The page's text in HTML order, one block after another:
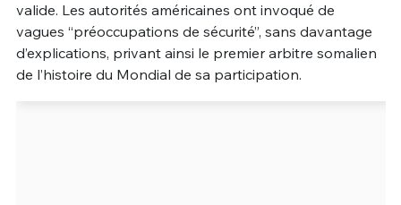
valide. Les autorités américaines ont invoqué de
vagues “préoccupations de sécurité”, sans davantage
d’explications, privant ainsi le premier arbitre somalien
de l’histoire du Mondial de sa participation.